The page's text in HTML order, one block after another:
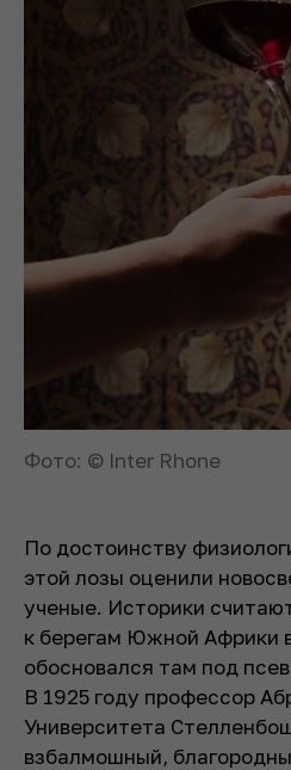
Фото: © Inter Rhone
По достоинству
этой лозы оценили
ученые. Историки
к берегам Южной Африки
обосновался там под
В 1925 году профессор
Университета
взбалмошный,